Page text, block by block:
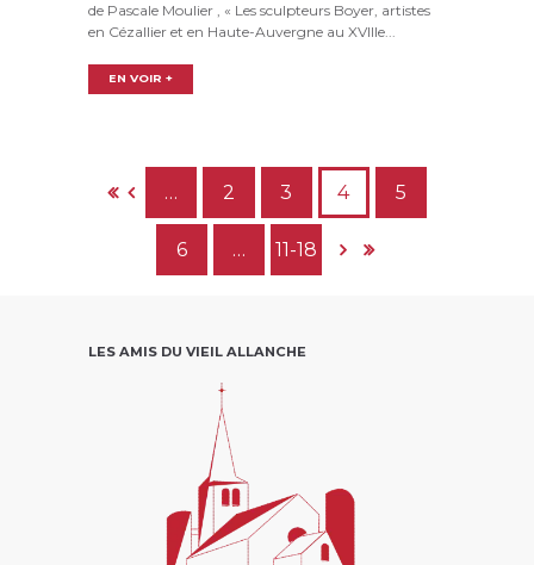
de Pascale Moulier , « Les sculpteurs Boyer, artistes
en Cézallier et en Haute-Auvergne au XVIIIe...
EN VOIR +
… 2 3 4 5
6 … 11-18
LES AMIS DU VIEIL ALLANCHE